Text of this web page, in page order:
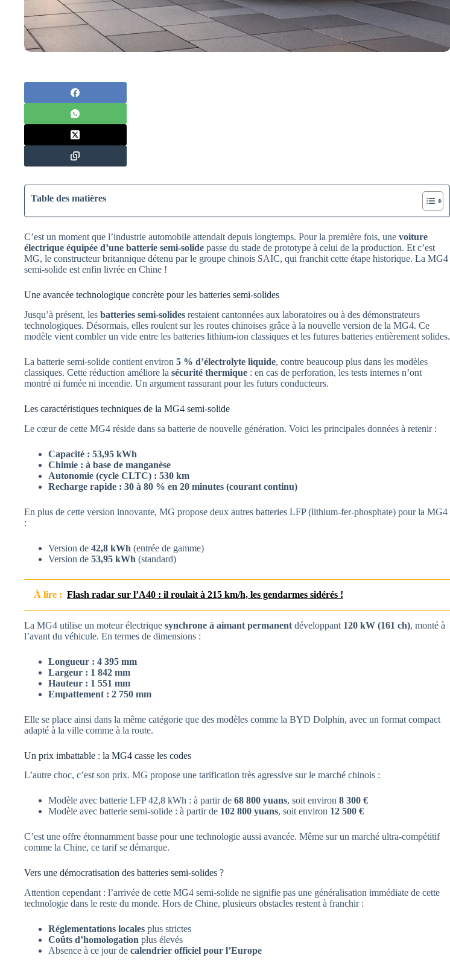
Table des matières
C’est un moment que l’industrie automobile attendait depuis longtemps. Pour la première fois, une voiture
électrique équipée d’une batterie semi-solide passe du stade de prototype à celui de la production. Et c’est
MG, le constructeur britannique détenu par le groupe chinois SAIC, qui franchit cette étape historique. La MG4
semi-solide est enfin livrée en Chine !
Une avancée technologique concrète pour les batteries semi-solides
Jusqu’à présent, les batteries semi-solides restaient cantonnées aux laboratoires ou à des démonstrateurs
technologiques. Désormais, elles roulent sur les routes chinoises grâce à la nouvelle version de la MG4. Ce
modèle vient combler un vide entre les batteries lithium-ion classiques et les futures batteries entièrement solides.
La batterie semi-solide contient environ 5 % d’électrolyte liquide, contre beaucoup plus dans les modèles
classiques. Cette réduction améliore la sécurité thermique : en cas de perforation, les tests internes n’ont
montré ni fumée ni incendie. Un argument rassurant pour les futurs conducteurs.
Les caractéristiques techniques de la MG4 semi-solide
Le cœur de cette MG4 réside dans sa batterie de nouvelle génération. Voici les principales données à retenir :
Capacité : 53,95 kWh
Chimie : à base de manganèse
Autonomie (cycle CLTC) : 530 km
Recharge rapide : 30 à 80 % en 20 minutes (courant continu)
En plus de cette version innovante, MG propose deux autres batteries LFP (lithium-fer-phosphate) pour la MG4
:
Version de 42,8 kWh (entrée de gamme)
Version de 53,95 kWh (standard)
À lire : Flash radar sur l’A40 : il roulait à 215 km/h, les gendarmes sidérés !
La MG4 utilise un moteur électrique synchrone à aimant permanent développant 120 kW (161 ch), monté à
l’avant du véhicule. En termes de dimensions :
Longueur : 4 395 mm
Largeur : 1 842 mm
Hauteur : 1 551 mm
Empattement : 2 750 mm
Elle se place ainsi dans la même catégorie que des modèles comme la BYD Dolphin, avec un format compact
adapté à la ville comme à la route.
Un prix imbattable : la MG4 casse les codes
L’autre choc, c’est son prix. MG propose une tarification très agressive sur le marché chinois :
Modèle avec batterie LFP 42,8 kWh : à partir de 68 800 yuans, soit environ 8 300 €
Modèle avec batterie semi-solide : à partir de 102 800 yuans, soit environ 12 500 €
C’est une offre étonnamment basse pour une technologie aussi avancée. Même sur un marché ultra-compétitif
comme la Chine, ce tarif se démarque.
Vers une démocratisation des batteries semi-solides ?
Attention cependant : l’arrivée de cette MG4 semi-solide ne signifie pas une généralisation immédiate de cette
technologie dans le reste du monde. Hors de Chine, plusieurs obstacles restent à franchir :
Réglementations locales plus strictes
Coûts d’homologation plus élevés
Absence à ce jour de calendrier officiel pour l’Europe